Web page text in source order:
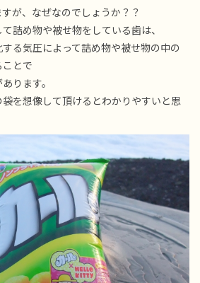
が、なぜなのでしょうか？？
詰め物や被せ物をしている歯は、
る気圧によって詰め物や被せ物の中の
とで
ります。
を想像して頂けるとわかりやすいと思